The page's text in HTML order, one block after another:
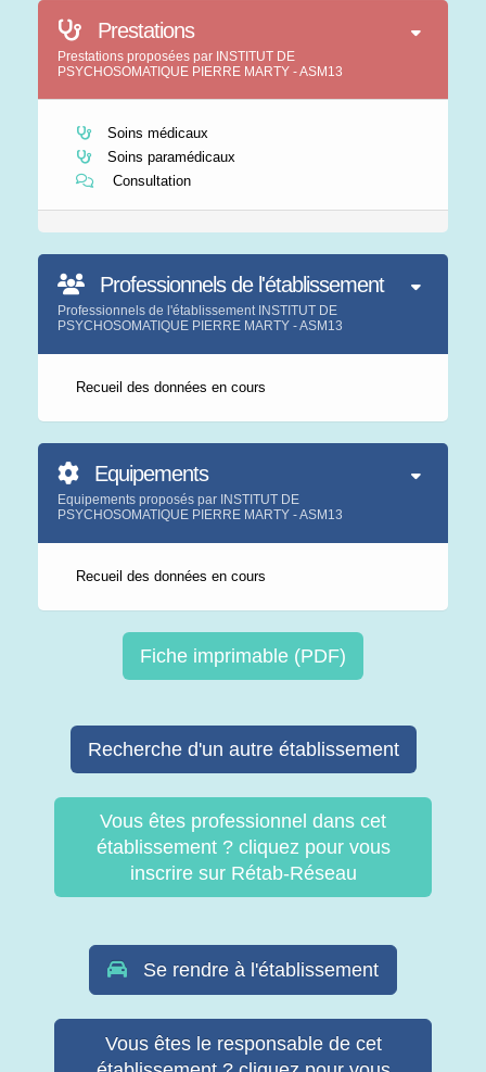
Prestations
Prestations proposées par INSTITUT DE
PSYCHOSOMATIQUE PIERRE MARTY - ASM13
Soins médicaux
Soins paramédicaux
Consultation
Professionnels de l'établissement
Professionnels de l'établissement INSTITUT DE
PSYCHOSOMATIQUE PIERRE MARTY - ASM13
Recueil des données en cours
Equipements
Equipements proposés par INSTITUT DE
PSYCHOSOMATIQUE PIERRE MARTY - ASM13
Recueil des données en cours
Fiche imprimable (PDF)
Recherche d'un autre établissement
Vous êtes professionnel dans cet
établissement ? cliquez pour vous
inscrire sur Rétab-Réseau
Se rendre à l'établissement
Vous êtes le responsable de cet